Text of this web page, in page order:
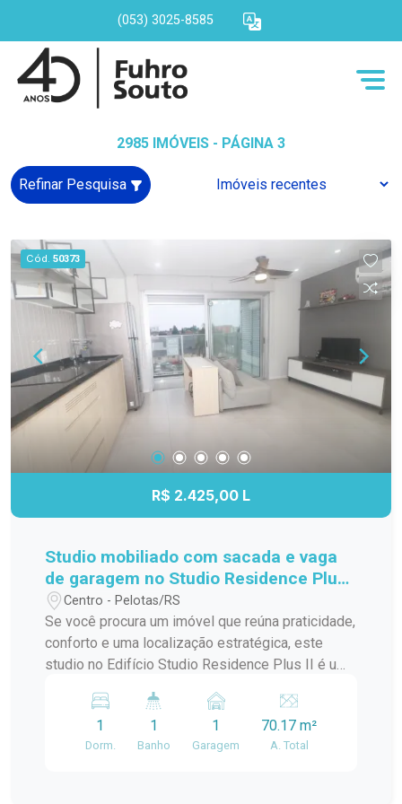
(053) 3025-8585
2985 IMÓVEIS - PÁGINA 3
Refinar Pesquisa
Cód. 50373
R$ 2.425,00 L
Studio mobiliado com sacada e vaga
de garagem no Studio Residence Plus
II - Centro de Pelotas
Centro - Pelotas/RS
Se você procura um imóvel que reúna praticidade,
conforto e uma localização estratégica, este
studio no Edifício Studio Residence Plus II é uma
equipado e com ambientes planejados, oferece
uma solução funcional para quem deseja otimizar
a rotina sem abrir mão da comodidade, seja para
1
Dorm.
1
Banho
1
Garagem
70.17 m²
A. Total